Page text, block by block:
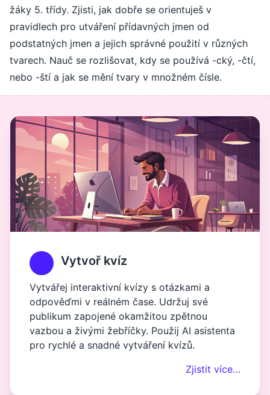
žáky 5. třídy. Zjisti, jak dobře se orientuješ v
pravidlech pro utváření přídavných jmen od
podstatných jmen a jejich správné použití v různých
tvarech. Nauč se rozlišovat, kdy se používá -cký, -čtí,
nebo -ští a jak se mění tvary v množném čísle.
Vytvoř kvíz
Vytvářej interaktivní kvízy s otázkami a
odpověďmi v reálném čase. Udržuj své
publikum zapojené okamžitou zpětnou
vazbou a živými žebříčky. Použij AI asistenta
pro rychlé a snadné vytváření kvízů.
Zjistit více…